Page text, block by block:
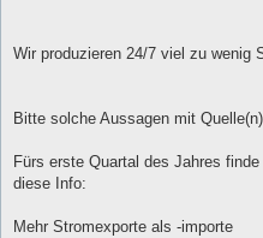
Wir produzieren 24/7 viel zu wenig
Bitte solche Aussagen mit
Fürs erste Quartal des Jahres
diese Info:
Mehr Stromexporte als -importe